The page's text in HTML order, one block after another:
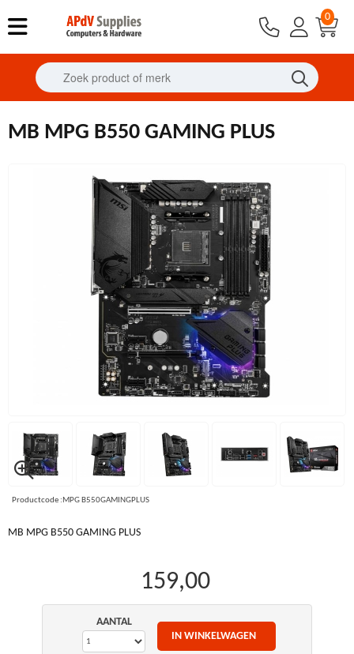
0
MB MPG B550 GAMING PLUS
Productcode :MPG B550GAMINGPLUS
MB MPG B550 GAMING PLUS
159,00
AANTAL